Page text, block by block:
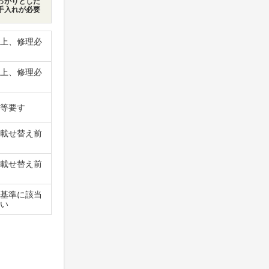
入れが必要
、修理必
、修理必
要す
せ替え前
せ替え前
準に該当